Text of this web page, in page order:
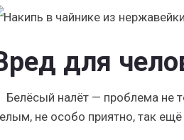
для
Белёсый налёт — проблема не
не особо приятно, так